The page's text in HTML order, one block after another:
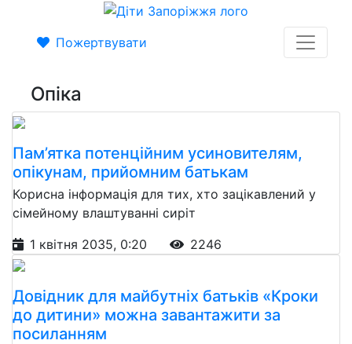
Пожертвувати
Опіка
Пам’ятка потенційним усиновителям,
опікунам, прийомним батькам
Корисна інформація для тих, хто зацікавлений у
сімейному влаштуванні сиріт
1 квітня 2035, 0:20
2246
Довідник для майбутніх батьків «Кроки
до дитини» можна завантажити за
посиланням